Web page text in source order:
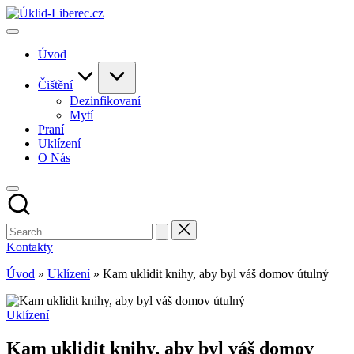
Skip
to
Úvod
Čištění
Dezinfikovaní
Mytí
Praní
Uklízení
O Nás
Kontakty
Úvod » Uklízení» Kam uklidit knihy, aby byl váš domov útulný
Posted
Uklízení
Kam uklidit knihy, aby byl váš domov